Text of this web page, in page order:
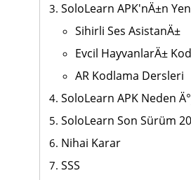
SoloLearn APK'nÄ±n
Sihirli Ses AsistanÄ±
Evcil HayvanlarÄ±
AR Kodlama Dersleri
SoloLearn APK Neden
SoloLearn Son Sürüm
Nihai Karar
SSS